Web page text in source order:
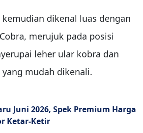
dikenal luas dengan
merujuk pada posisi
leher ular kobra dan
mudah dikenali.
Juni 2026, Spek Premium Harga
Ketar-Ketir